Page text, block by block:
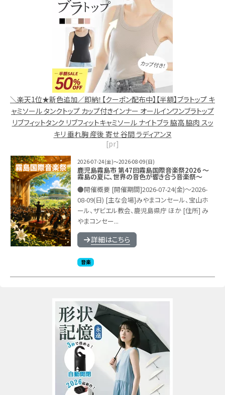
＼楽天1位★新色追加／即納！【クーポン配布中】【半額】ブラトップ キ
ャミソール タンクトップ カップ付きインナー オールインワンブラトップ
リブフィットタンク リブフィットキャミソール ナイトブラ 脇高 脇肉 スッ
キリ 垂れ胸 産後 寄せ 谷間 ラディアンヌ
[pr]
2026-07-24(金)～2026-08-09(日)
鹿児島霧島市 第47回霧島国際音楽祭2026 ～
霧島の夏に、世界の音色が響き合う音楽祭～
●開催概要 [開催期間]2026-07-24(金)～2026-
08-09(日) [主な会場]みやまコンセール、宝山ホ
ール、ザビエル教会、鹿児島県庁 ほか [住所] み
やまコンセー...
詳細はこちら
音楽